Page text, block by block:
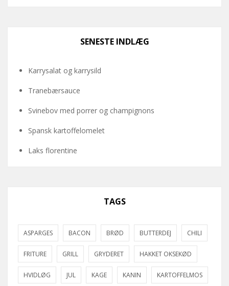
SENESTE INDLÆG
Karrysalat og karrysild
Tranebærsauce
Svinebov med porrer og champignons
Spansk kartoffelomelet
Laks florentine
TAGS
ASPARGES BACON BRØD BUTTERDEJ CHILI
FRITURE GRILL GRYDERET HAKKET OKSEKØD
HVIDLØG JUL KAGE KANIN KARTOFFELMOS